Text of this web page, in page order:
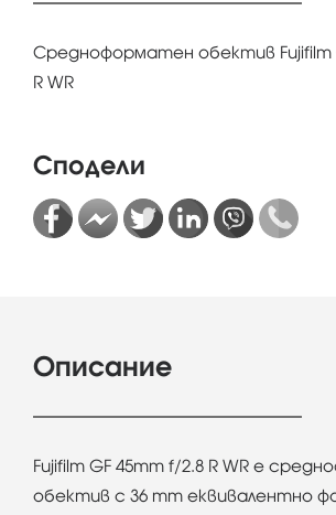
Средноформатен обектив Fujifilm
R WR
Сподели
Описание
Fujifilm GF 45mm f/2.8 R WR е
обектив с 36 mm еквивалентно